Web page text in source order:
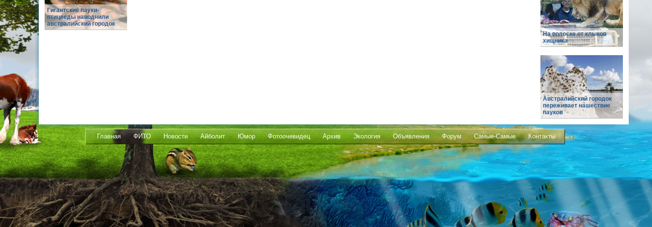
Гигантские пауки-
птицееды наводнили
австралийский городок
На волоске от клыков
хищника
Австралийский городок
переживает нашествие
пауков
Главная ФИТО Новости Айболит Юмор Фотоочевидец Архив Экология Объявления Форум Самые-Самые Контакты